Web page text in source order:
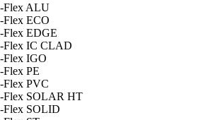
Flex ALU
Flex ECO
Flex EDGE
Flex IC CLAD
Flex IGO
Flex PE
Flex PVC
Flex SOLAR HT
Flex SOLID